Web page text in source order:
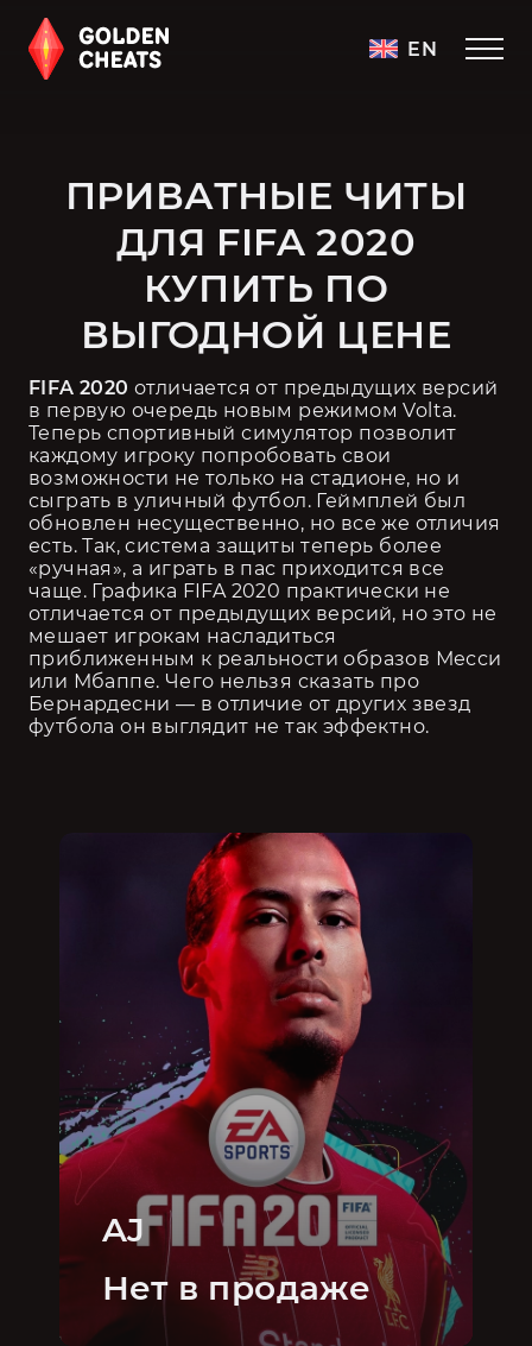
EN
ПРИВАТНЫЕ ЧИТЫ
ДЛЯ FIFA 2020
КУПИТЬ ПО
ВЫГОДНОЙ ЦЕНЕ
FIFA 2020 отличается от предыдущих версий
в первую очередь новым режимом Volta.
Теперь спортивный симулятор позволит
каждому игроку попробовать свои
возможности не только на стадионе, но и
сыграть в уличный футбол. Геймплей был
обновлен несущественно, но все же отличия
есть. Так, система защиты теперь более
«ручная», а играть в пас приходится все
чаще. Графика FIFA 2020 практически не
отличается от предыдущих версий, но это не
мешает игрокам насладиться
приближенным к реальности образов Месси
или Мбаппе. Чего нельзя сказать про
Бернардесни — в отличие от других звезд
футбола он выглядит не так эффектно.
AJ
Нет в продаже